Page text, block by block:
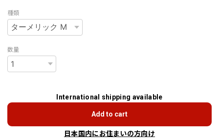
種類
数量
International shipping available
Add to cart
日本国内にお住まいの方向け